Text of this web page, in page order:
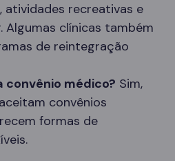
atividades recreativas e
Algumas clínicas também
de reintegração
convênio médico? Sim,
convênios
formas de